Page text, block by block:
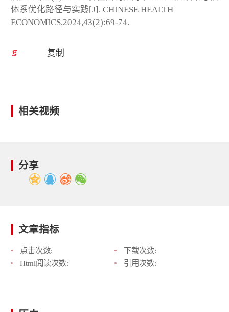
体系优化路径与实践[J]. CHINESE HEALTH
ECONOMICS,2024,43(2):69-74.
复制
相关视频
分享
文章指标
点击次数:
下载次数:
Html阅读次数:
引用次数: